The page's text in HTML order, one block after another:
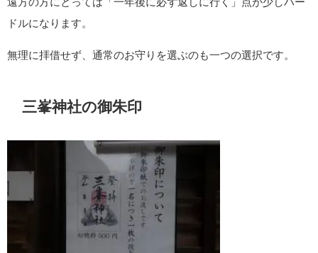
ドルになります。
無理に拝借せず、通常のお守りを選ぶのも一つの選択です。
三峯神社の御朱印